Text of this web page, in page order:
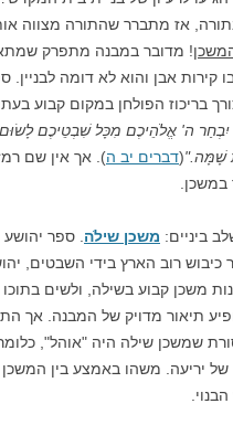
בתורה, אז מתברר שהתורה מצווה
! מדובר במבנה מתפרק
קירות אבן והוא לא דומה
בריכוז הפולחן במקום קבוע
ה' אֱלֹהֵיכֶם מִכָּל שִׁבְטֵיכֶם
שָׁמָּה."(דברים יב ה). אך אין שם רמז
במשכן.
ביניים: משכן שילֹה . ספר
רוב הארץ בידי השבטים,
משכן קבוע בשילה, ולשים
תיאור מדויק של המבנה. אך
שמשכן שילה היה "אוהל", כלומר
של יריעה. משהו באמצע בין